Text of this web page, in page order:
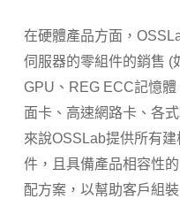
在硬體產品方面，
伺服器的零組件的銷售 (
GPU、REG ECC記憶
面卡、高速網路卡、各
來說OSSLab提供所有
件，且具備產品相容性
配方案，以幫助客戶組